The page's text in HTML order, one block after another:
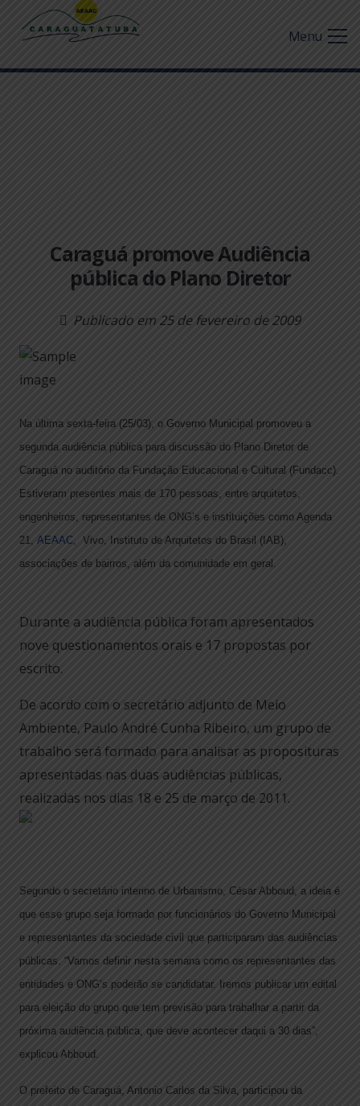
Menu
Caraguá promove Audiência
pública do Plano Diretor
Publicado em 25 de fevereiro de 2009
Na última sexta-feira (25/03), o Governo Municipal promoveu a
segunda audiência pública para discussão do Plano Diretor de
Caraguá no auditório da Fundação Educacional e Cultural (Fundacc).
Estiveram presentes mais de 170 pessoas, entre arquitetos,
engenheiros, representantes de ONG’s e instituições como Agenda
21, AEAAC , Vivo, Instituto de Arquitetos do Brasil (IAB),
associações de bairros, além da comunidade em geral.
Durante a audiência pública foram apresentados
nove questionamentos orais e 17 propostas por
escrito.
De acordo com o secretário adjunto de Meio
Ambiente, Paulo André Cunha Ribeiro, um grupo de
trabalho será formado para analisar as proposituras
apresentadas nas duas audiências públicas,
realizadas nos dias 18 e 25 de março de 2011.
Segundo o secretário interino de Urbanismo, César Abboud, a ideia é
que esse grupo seja formado por funcionários do Governo Municipal
e representantes da sociedade civil que participaram das audiências
públicas. “Vamos definir nesta semana como os representantes das
entidades e ONG’s poderão se candidatar. Iremos publicar um edital
para eleição do grupo que tem previsão para trabalhar a partir da
próxima audiência pública, que deve acontecer daqui a 30 dias”,
explicou Abboud.
O prefeito de Caraguá, Antonio Carlos da Silva, participou da